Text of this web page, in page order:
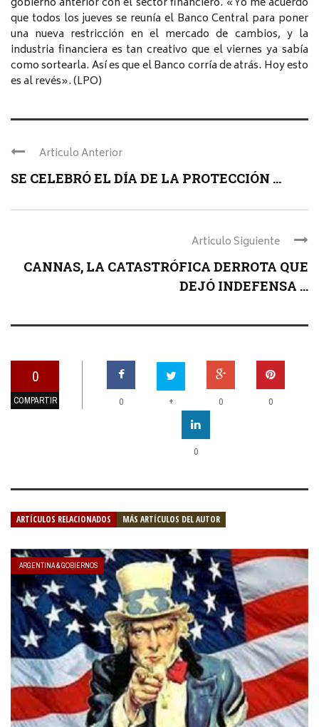
que todos los jueves se reunía el Banco Central para poner
una nueva restricción en el mercado de cambios, y la
industria financiera es tan creativo que el viernes ya sabía
como sortearla. Así es que el Banco corría de atrás. Hoy esto
es al revés». (LPO)
Articulo Anterior
SE CELEBRÓ EL DÍA DE LA PROTECCIÓN ...
Articulo Siguiente
CANNAS, LA CATASTRÓFICA DERROTA QUE
DEJÓ INDEFENSA ...
0
COMPARTIR 0 + 0 0
0
ARTÍCULOS RELACIONADOS MÁS ARTÍCULOS DEL AUTOR
ARGENTINA & GOBIERNOS